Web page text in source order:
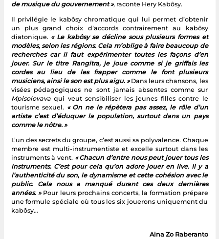
de musique du gouvernement », raconte Hery Kabôsy.
Il privilégie le kabôsy chromatique qui lui permet d’obtenir
un plus grand choix d’accords contrairement au kabôsy
diatonique. « Le kabôsy se décline sous plusieurs formes et
modèles, selon les régions. Cela m’oblige à faire beaucoup de
recherches car il faut expérimenter toutes les façons d’en
jouer. Sur le titre Rangitra, je joue comme si je griffais les
cordes au lieu de les frapper comme le font plusieurs
musiciens, ainsi le son est plus aigu. » Dans leurs chansons, les
visées pédagogiques ne sont jamais absentes comme sur
Mpisolovava qui veut sensibiliser les jeunes filles contre le
tourisme sexuel. « On ne le répètera pas assez, le rôle d’un
artiste c’est d’éduquer la population, surtout dans un pays
comme le nôtre. »
L’un des secrets du groupe, c’est aussi sa polyvalence. Chaque
membre est multi-instrumentiste et excelle surtout dans les
instruments à vent. « Chacun d’entre nous peut jouer tous les
instruments. C’est pour cela qu’on adore jouer en live. Il y a
l’authenticité du son, le dynamisme et cette cohésion avec le
public. Cela nous a manqué durant ces deux dernières
années. »Pour leurs prochains concerts, la formation prépare
une formule spéciale où tous les six jouerons uniquement du
kabôsy…
Aina Zo Raberanto